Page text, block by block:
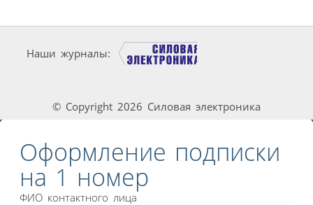
Наши журналы:
© Copyright 2026 Силовая электроника
Оформление подписки
на 1 номер
ФИО контактного лица